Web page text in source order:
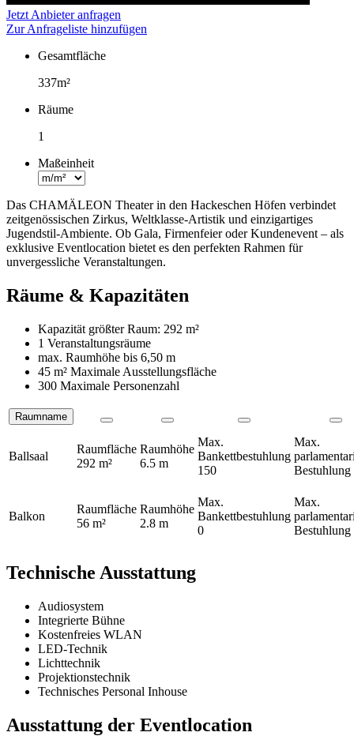
Jetzt Anbieter anfragen
Zur Anfrageliste hinzufügen
Fakten
Gesamtfläche
337m²
Räume
1
Maßeinheit
Das CHAMÄLEON Theater in den Hackeschen Höfen verbindet
zeitgenössischen Zirkus, Weltklasse-Artistik und einzigartiges
Jugendstil-Ambiente. Ob Gala, Firmenfeier oder Kundenevent – als
exklusive Eventlocation bietet es den perfekten Rahmen für
unvergessliche Veranstaltungen.
Räume & Kapazitäten
Kapazität größter Raum: 292 m²
1 Veranstaltungsräume
max. Raumhöhe bis 6,50 m
45 m² Maximale Ausstellungsfläche
300 Maximale Personenzahl
Räume
Raumname
Ballsaal
Raumfläche
292 m²
Raumhöhe
6.5 m
Max.
Bankettbestuhlung
150
Max.
Bestuhlung
Balkon
Raumfläche
56 m²
Raumhöhe
2.8 m
Max.
Bankettbestuhlung
0
Max.
Bestuhlung
Technische Ausstattung
Audiosystem
Integrierte Bühne
Kostenfreies WLAN
LED-Technik
Lichttechnik
Projektionstechnik
Technisches Personal Inhouse
Ausstattung der Eventlocation